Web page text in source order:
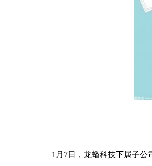
1月7日，龙蟠科技下属子